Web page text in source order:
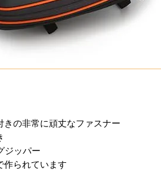
きの非常に頑丈なファスナー
ジッパー
作られています